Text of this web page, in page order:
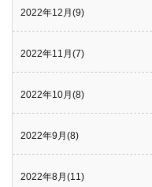
2022年12月(9)
2022年11月(7)
2022年10月(8)
2022年9月(8)
2022年8月(11)